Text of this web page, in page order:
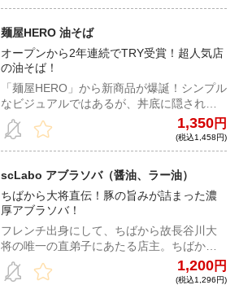
麺屋HERO 油そば
オープンから2年連続でTRY受賞！超人気店
の油そば！
「麺屋HERO」から新商品が爆誕！シンプル
なビジュアルではあるが、丼底に隠された
ゴロゴロチャーシューとタレをかき混ぜれ
ば悶絶級の味。中毒者続出間違いなしの油
そば！！
1,350円
(税込1,458円)
scLabo アブラソバ（醤油、ラー油）
ちばから大将直伝！豚の旨みが詰まった濃
厚アブラソバ！
フレンチ出身にして、ちばから故長谷川大
将の唯一の直弟子にあたる店主。ちばから
のトレードマークでもあるド乳化と、神
豚、そしてプリプリの自家製麺は、唸るほ
1,200円
(税込1,296円)